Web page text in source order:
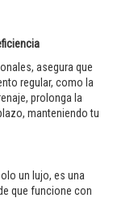
asegura que
regular, como la
prolonga la
manteniendo tu
un lujo, es una
que funcione con